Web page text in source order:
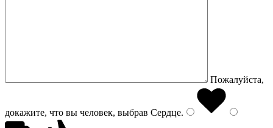
Пожалуйста,
докажите, что вы человек, выбрав Сердце.